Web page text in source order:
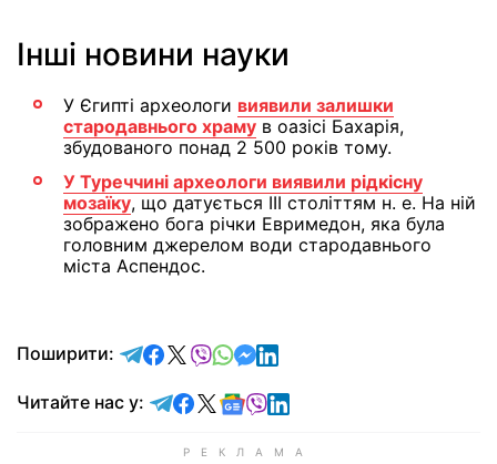
Інші новини науки
У Єгипті археологи виявили залишки
стародавнього храму в оазісі Бахарія,
збудованого понад 2 500 років тому.
У Туреччині археологи виявили рідкісну
мозаїку, що датується III століттям н. е. На ній
зображено бога річки Евримедон, яка була
головним джерелом води стародавнього
міста Аспендос.
Поширити: відправити у Telegram
поділитись у Facebook
поділитись у X
відправити у Viber
відправити у Whatsapp
відправити у Messenger
відправити у LinkedIn
Читайте нас у: Читайте у Telegram
Читайте у Facebook
Читайте у X
Читайте у Google news
Читайте у Viber
Читайте у LinkedIn